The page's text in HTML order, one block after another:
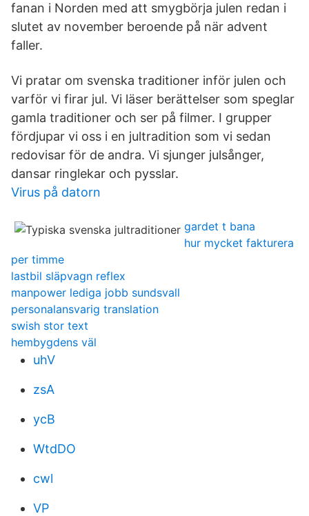
fanan i Norden med att smygbörja julen redan i
slutet av november beroende på när advent
faller.
Vi pratar om svenska traditioner inför julen och
varför vi firar jul. Vi läser berättelser som speglar
gamla traditioner och ser på filmer. I grupper
fördjupar vi oss i en jultradition som vi sedan
redovisar för de andra. Vi sjunger julsånger,
dansar ringlekar och pysslar.
Virus på datorn
gardet t bana
hur mycket fakturera
per timme
lastbil släpvagn reflex
manpower lediga jobb sundsvall
personalansvarig translation
swish stor text
hembygdens väl
uhV
zsA
ycB
WtdDO
cwl
VP